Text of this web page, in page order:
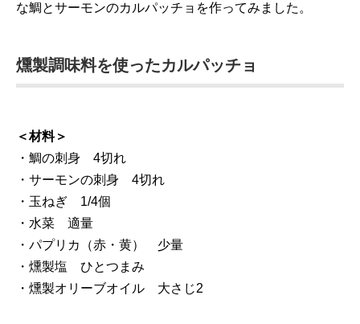
な鯛とサーモンのカルパッチョを作ってみました。
燻製調味料を使ったカルパッチョ
＜材料＞
・鯛の刺身 4切れ
・サーモンの刺身 4切れ
・玉ねぎ 1/4個
・水菜 適量
・パプリカ（赤・黄） 少量
・燻製塩 ひとつまみ
・燻製オリーブオイル 大さじ2